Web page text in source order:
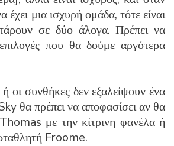
έχει μια ισχυρή ομάδα, τότε είναι
σε δύο άλογα. Πρέπει να
που θα δούμε αργότερα
οι συνθήκες δεν εξαλείψουν ένα
θα πρέπει να αποφασίσει αν θα
με την κίτρινη φανέλα ή
Froome.